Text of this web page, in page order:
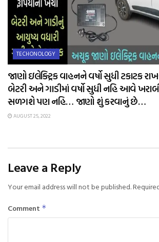
TECHONOLOGY
જાણો ઇલેક્ટ્રિક વાહનને વર્ષો સુધી ટકાટક
બેટરી અને ગાડીમાં વર્ષો સુધી નહિ આવે
સળગશે પણ નહિ… જાણો શું કરવાનું છે…
AUGUST 25, 2022
Leave a Reply
Your email address will not be published.
Comment *